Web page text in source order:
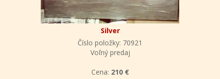
Silver
Číslo položky: 70921
Voľný predaj
Cena: 210 €